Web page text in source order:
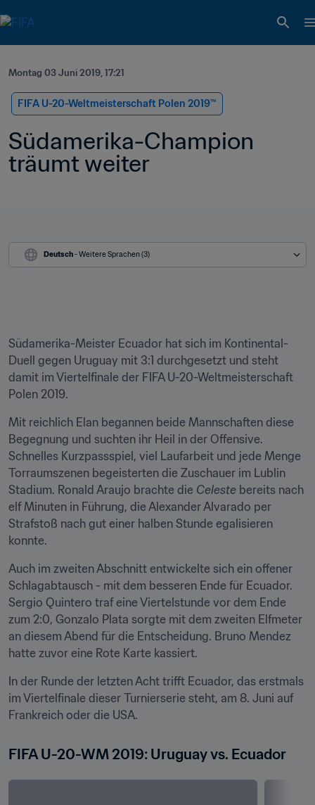
Montag 03 Juni 2019, 17:21
FIFA U-20-Weltmeisterschaft Polen 2019™
Südamerika-Champion
träumt weiter
Deutsch - Weitere Sprachen (3)
Südamerika-Meister Ecuador hat sich im Kontinental-
Duell gegen Uruguay mit 3:1 durchgesetzt und steht
damit im Viertelfinale der FIFA U-20-Weltmeisterschaft
Polen 2019.
Mit reichlich Elan begannen beide Mannschaften diese
Begegnung und suchten ihr Heil in der Offensive.
Schnelles Kurzpassspiel, viel Laufarbeit und jede Menge
Torraumszenen begeisterten die Zuschauer im Lublin
Stadium. Ronald Araujo brachte die Celeste bereits nach
elf Minuten in Führung, die Alexander Alvarado per
Strafstoß nach gut einer halben Stunde egalisieren
konnte.
Auch im zweiten Abschnitt entwickelte sich ein offener
Schlagabtausch - mit dem besseren Ende für Ecuador.
Sergio Quintero traf eine Viertelstunde vor dem Ende
zum 2:0, Gonzalo Plata sorgte mit dem zweiten Elfmeter
an diesem Abend für die Entscheidung. Bruno Mendez
hatte zuvor eine Rote Karte kassiert.
In der Runde der letzten Acht trifft Ecuador, das erstmals
im Viertelfinale dieser Turnierserie steht, am 8. Juni auf
Frankreich oder die USA.
FIFA U-20-WM 2019: Uruguay vs. Ecuador